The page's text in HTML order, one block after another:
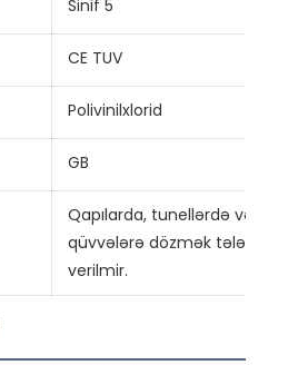
Sinif 5
CE TUV
Polivinilxlorid
GB
Qapılarda, tunellərdə və
qüvvələrə dözmək tələb
verilmir.